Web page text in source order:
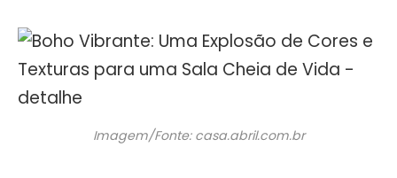
Imagem/Fonte: casa.abril.com.br